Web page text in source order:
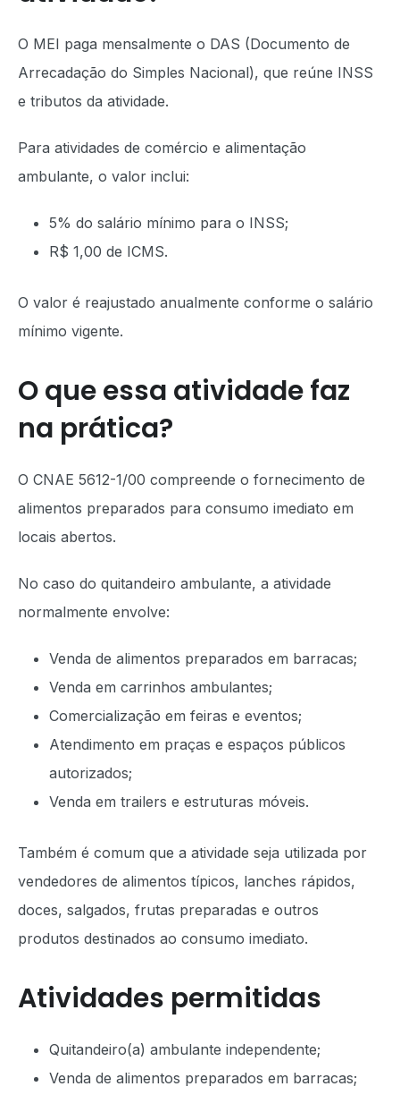
O MEI paga mensalmente o DAS (Documento de
Arrecadação do Simples Nacional), que reúne INSS
e tributos da atividade.
Para atividades de comércio e alimentação
ambulante, o valor inclui:
5% do salário mínimo para o INSS;
R$ 1,00 de ICMS.
O valor é reajustado anualmente conforme o salário
mínimo vigente.
O que essa atividade faz
na prática?
O CNAE 5612-1/00 compreende o fornecimento de
alimentos preparados para consumo imediato em
locais abertos.
No caso do quitandeiro ambulante, a atividade
normalmente envolve:
Venda de alimentos preparados em barracas;
Venda em carrinhos ambulantes;
Comercialização em feiras e eventos;
Atendimento em praças e espaços públicos
autorizados;
Venda em trailers e estruturas móveis.
Também é comum que a atividade seja utilizada por
vendedores de alimentos típicos, lanches rápidos,
doces, salgados, frutas preparadas e outros
produtos destinados ao consumo imediato.
Atividades permitidas
Quitandeiro(a) ambulante independente;
Venda de alimentos preparados em barracas;